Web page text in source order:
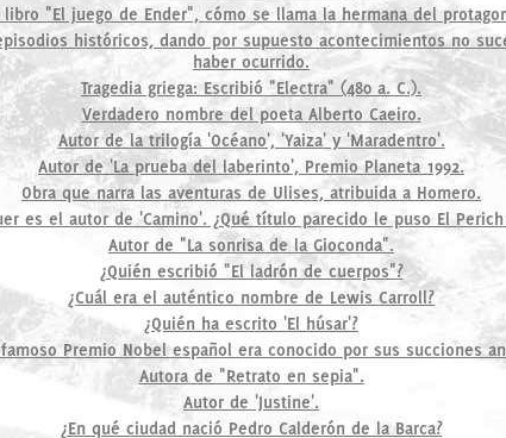
libro "El juego de Ender", cómo se llama la hermana del
históricos, dando por supuesto acontecimientos no
haber ocurrido.
Tragedia griega: Escribió "Electra" (480 a. C.).
Verdadero nombre del poeta Alberto Caeiro.
Autor de la trilogía 'Océano', 'Yaiza' y 'Maradentro'.
Autor de 'La prueba del laberinto', Premio Planeta 1992.
Obra que narra las aventuras de Ulises, atribuida a Homero.
es el autor de 'Camino'. ¿Qué título parecido le puso El
Autor de "La sonrisa de la Gioconda".
¿Quién escribió "El ladrón de cuerpos"?
¿Cuál era el auténtico nombre de Lewis Carroll?
¿Quién ha escrito 'El húsar'?
famoso Premio Nobel español era conocido por sus succiones
Autora de "Retrato en sepia".
Autor de 'Justine'.
¿En qué ciudad nació Pedro Calderón de la Barca?